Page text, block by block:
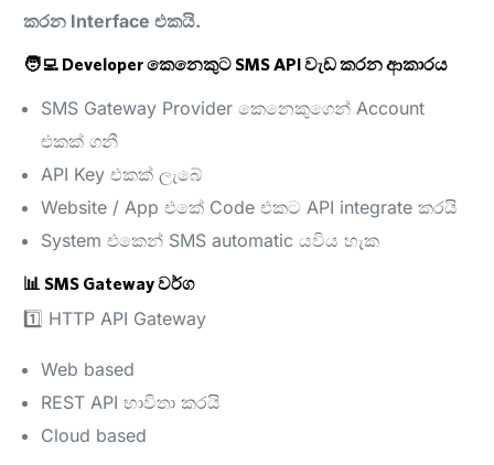
කරන Interface එකයි.
🧑‍💻 Developer කෙනෙකුට SMS API වැඩ කරන ආකාරය
SMS Gateway Provider කෙනෙකුගෙන් Account
එකක් ගනී
API Key එකක් ලැබේ
Website / App එකේ Code එකට API integrate කරයි
System එකෙන් SMS automatic යවිය හැක
📊 SMS Gateway වර්ග
1️⃣ HTTP API Gateway
Web based
REST API භාවිතා කරයි
Cloud based